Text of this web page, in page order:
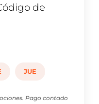
de
JUE
Pago contado